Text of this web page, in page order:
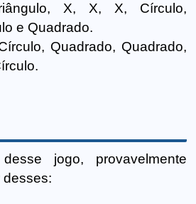
X, X, X, Círculo,
e Quadrado.
Quadrado, Quadrado,
jogo, provavelmente
desses: